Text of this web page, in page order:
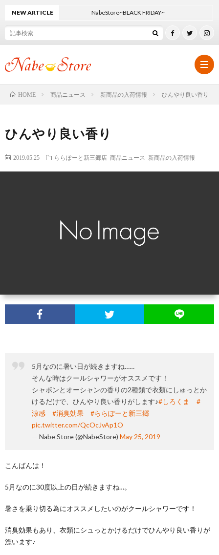
ム
リ
合
NEW ARTICLE NabeStore~BLACK FRIDAY~
HOME 商品ニュース 新商品の入荷情報 ひんやり良い香り
ひんやり良い香り
2019.05.25 ららぽーと新三郷店 商品ニュース 新商品の入荷情報
5月なのに暑い日が続きますね……
そんな時はクールシャワーがオススメです！
シャボンとオーシャンの香りの2種類で衣類にしゅっとか
けるだけで、ひんやり良い香りがします♪#しろくま
#
涼感
#消臭効果
#ららぽーと新三郷
pic.twitter.com/QcOcJvAp1O
— Nabe Store (@NabeStore) May 25, 2019
こんばんは！
5月なのに30度以上の日が続きますね…。
暑さを乗り切る為にオススメしたいのがクールシャワーです！
消臭効果もあり、衣類にシュっとかけるだけでひんやり良い香りが
漂います♪